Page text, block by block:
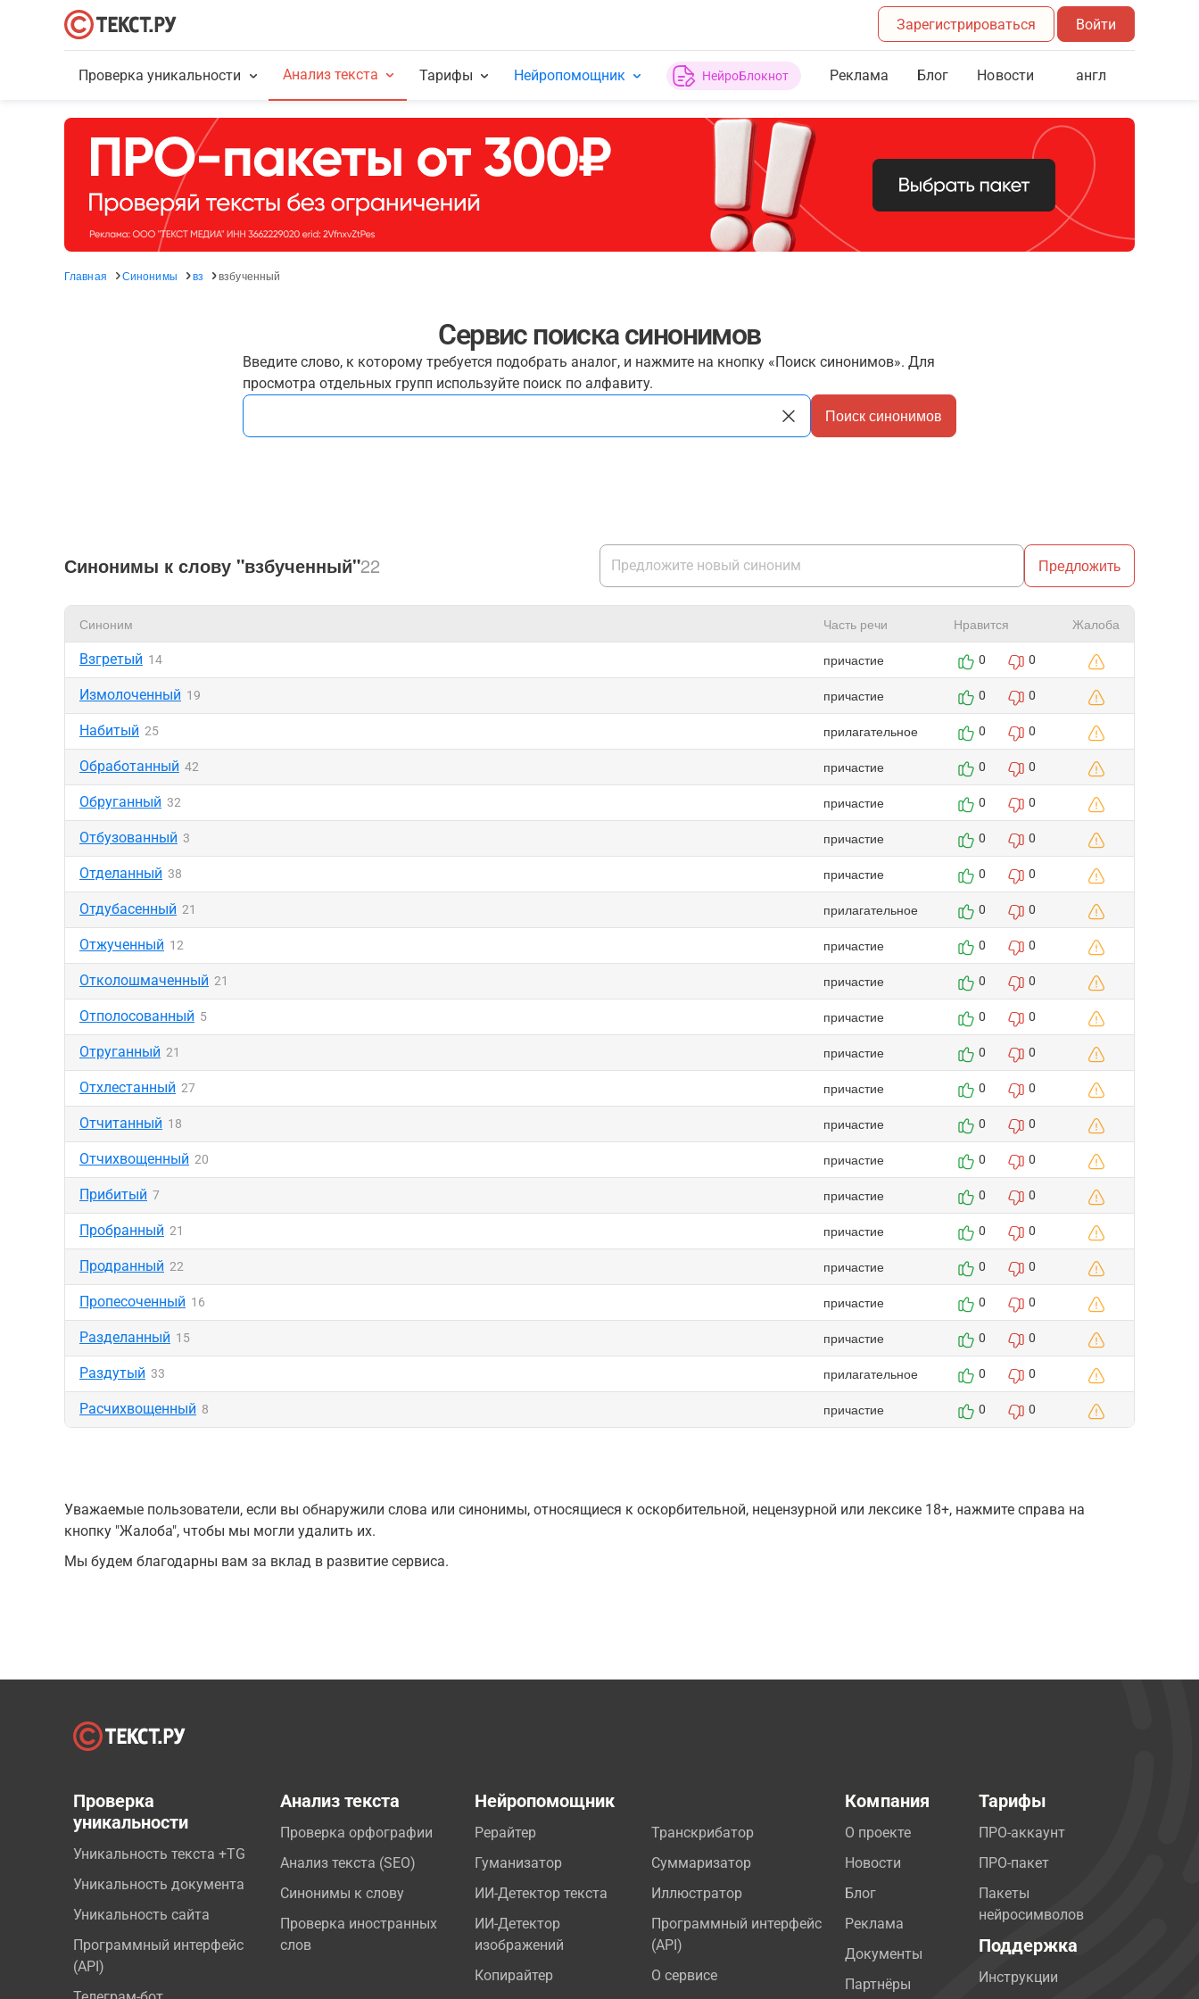
Зарегистрироваться Войти
Проверка уникальности Анализ текста Тарифы Нейропомощник НейроБлокнот Реклама Блог Новости англ
Главная Синонимы вз взбученный
Сервис поиска синонимов
Введите слово, к которому требуется подобрать аналог, и нажмите на кнопку «Поиск синонимов». Для
просмотра отдельных групп используйте поиск по алфавиту.
Поиск синонимов
Синонимы к слову "взбученный"22 Предложить
Синоним Часть речи Нравится Жалоба
Взгретый 14 причастие 0 0
Измолоченный 19 причастие 0 0
Набитый 25 прилагательное 0 0
Обработанный 42 причастие 0 0
Обруганный 32 причастие 0 0
Отбузованный 3 причастие 0 0
Отделанный 38 причастие 0 0
Отдубасенный 21 прилагательное 0 0
Отжученный 12 причастие 0 0
Отколошмаченный 21 причастие 0 0
Отполосованный 5 причастие 0 0
Отруганный 21 причастие 0 0
Отхлестанный 27 причастие 0 0
Отчитанный 18 причастие 0 0
Отчихвощенный 20 причастие 0 0
Прибитый 7 причастие 0 0
Пробранный 21 причастие 0 0
Продранный 22 причастие 0 0
Пропесоченный 16 причастие 0 0
Разделанный 15 причастие 0 0
Раздутый 33 прилагательное 0 0
Расчихвощенный 8 причастие 0 0
Уважаемые пользователи, если вы обнаружили слова или синонимы, относящиеся к оскорбительной, нецензурной или лексике 18+, нажмите справа на
кнопку "Жалоба", чтобы мы могли удалить их.
Мы будем благодарны вам за вклад в развитие сервиса.
Проверка
уникальности
Уникальность текста +TG
Уникальность документа
Уникальность сайта
Программный интерфейс
(API)
Анализ текста
Проверка орфографии
Анализ текста (SEO)
Синонимы к слову
Проверка иностранных
слов
Нейропомощник
Рерайтер
Гуманизатор
ИИ-Детектор текста
ИИ-Детектор
изображений
Копирайтер
Транскрибатор
Суммаризатор
Иллюстратор
Программный интерфейс
(API)
О сервисе
Компания
О проекте
Новости
Блог
Реклама
Документы
Партнёры
Тарифы
ПРО-аккаунт
ПРО-пакет
Пакеты
нейросимволов
Поддержка
Инструкции